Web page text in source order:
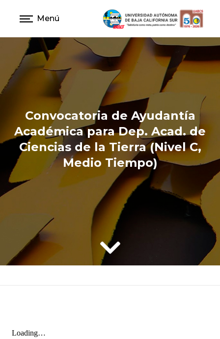
Menú
Convocatoria de Ayudantía
Académica para Dep. Acad. de
Ciencias de la Tierra (Nivel C,
Medio Tiempo)